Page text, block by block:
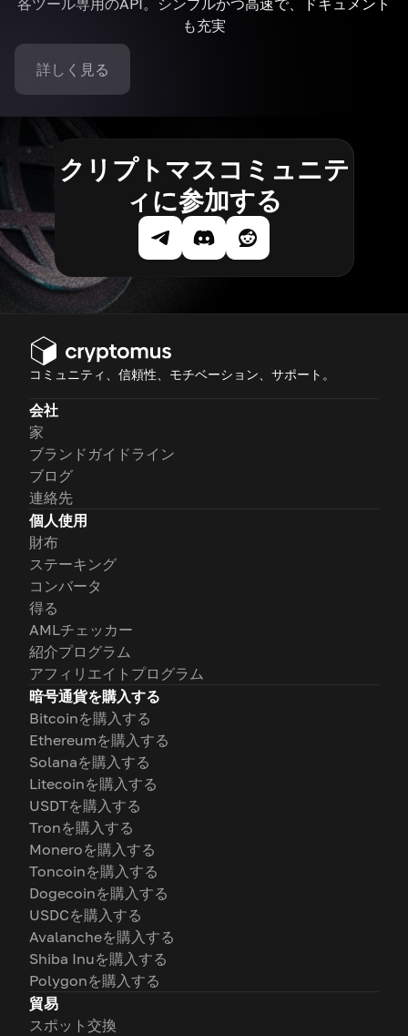
各ツール専用のAPI。シンプルかつ高速で、ドキュメント
も充実
詳しく見る
クリプトマスコミュニテ
ィに参加する
コミュニティ、信頼性、モチベーション、サポート。
会社
家
ブランドガイドライン
ブログ
連絡先
個人使用
財布
ステーキング
コンバータ
得る
AMLチェッカー
紹介プログラム
アフィリエイトプログラム
暗号通貨を購入する
Bitcoinを購入する
Ethereumを購入する
Solanaを購入する
Litecoinを購入する
USDTを購入する
Tronを購入する
Moneroを購入する
Toncoinを購入する
Dogecoinを購入する
USDCを購入する
Avalancheを購入する
Shiba Inuを購入する
Polygonを購入する
貿易
スポット交換